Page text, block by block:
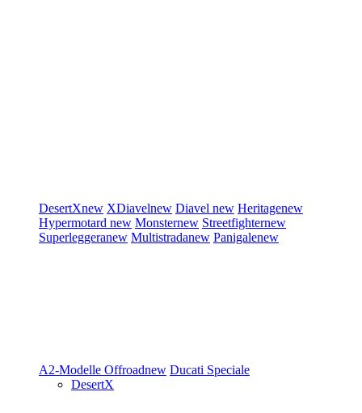
DesertXnew XDiavelnew Diavel new Heritagenew
Hypermotard new Monsternew Streetfighternew
Superleggeranew Multistradanew Panigalenew
A2-Modelle Offroadnew Ducati Speciale
DesertX